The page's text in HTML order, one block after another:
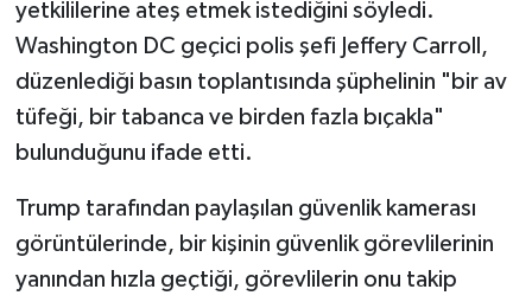
yetkililerine ateş etmek istediğini söyledi.
Washington DC geçici polis şefi Jeffery Carroll,
düzenlediği basın toplantısında şüphelinin "bir av
tüfeği, bir tabanca ve birden fazla bıçakla"
bulunduğunu ifade etti.
Trump tarafından paylaşılan güvenlik kamerası
görüntülerinde, bir kişinin güvenlik görevlilerinin
yanından hızla geçtiği, görevlilerin onu takip